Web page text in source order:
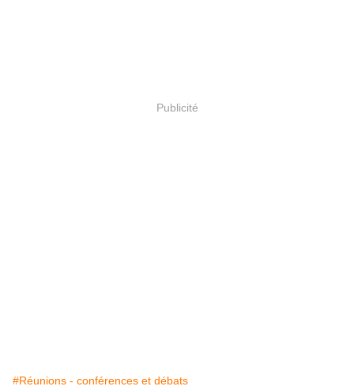
Publicité
#Réunions - conférences et débats